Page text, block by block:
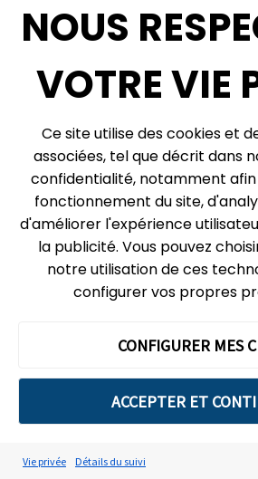
Biscuits aux empreintes
cuisine et gâtez-vous en même
dégustation et l’étude des
NOUS
VOTRE VIE
Ce site utilise des cookies et
associées, tel que décrit dans
confidentialité, notamment
fonctionnement du site,
d'améliorer l'expérience
la publicité. Vous pouvez
notre utilisation de ces
configurer vos propres
CONFIGURER MES
ACCEPTER ET
Détails du suivi
Vie privée